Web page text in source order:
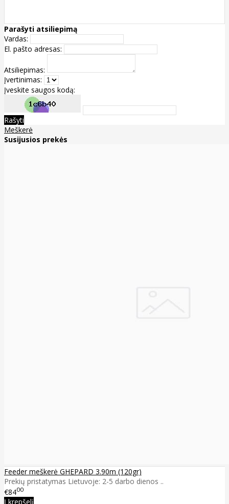
Parašyti atsiliepimą
Vardas:
El. pašto adresas:
Atsiliepimas:
Įvertinimas:
Įveskite saugos kodą:
Rašyti
Meškerė
Susijusios prekės
Feeder meškerė GHEPARD 3.90m (120gr)
Prekių pristatymas Lietuvoje: 2-5 darbo dienos ..
€8400
Į krepšelį